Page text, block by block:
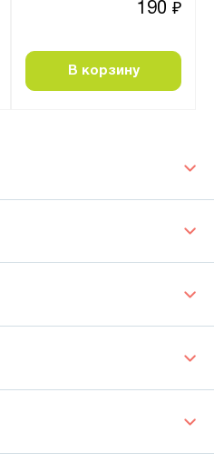
190 ₽
В корзину